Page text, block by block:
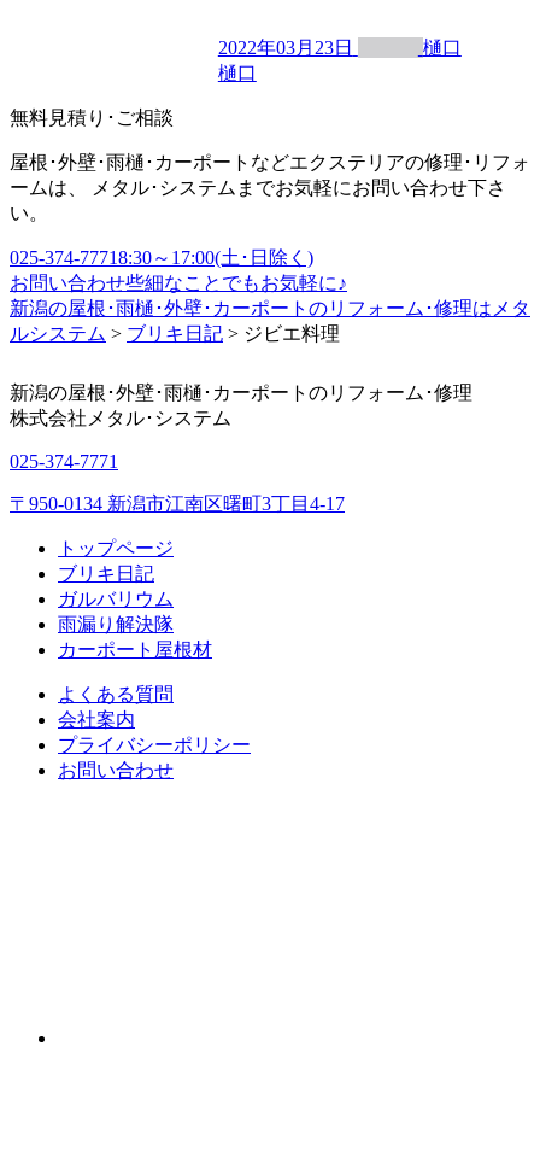
2022年03月23日
樋口
樋口
無料見積り･ご相談
屋根･外壁･雨樋･カーポートなどエクステリアの修理･リフォ
ームは、 メタル･システムまでお気軽にお問い合わせ下さ
い。
025-374-77718:30～17:00(土･日除く)
お問い合わせ些細なことでもお気軽に♪
新潟の屋根･雨樋･外壁･カーポートのリフォーム･修理はメタ
ルシステム > ブリキ日記 > ジビエ料理
新潟の屋根･外壁･雨樋･カーポートのリフォーム･修理
株式会社メタル･システム
025-374-7771
〒950-0134 新潟市江南区曙町3丁目4-17
トップページ
ブリキ日記
ガルバリウム
雨漏り解決隊
カーポート屋根材
よくある質問
会社案内
プライバシーポリシー
お問い合わせ